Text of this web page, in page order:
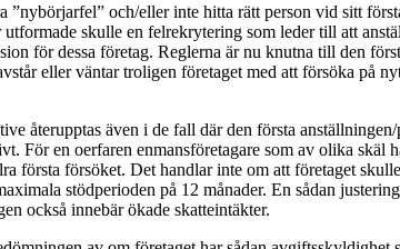
och/eller inte hitta rätt person vid sitt
skulle en felrekrytering som leder till att
för dessa företag. Reglerna är nu knutna till den
eller väntar troligen företaget med att försöka på
återupptas även i de fall där den första
För en oerfaren enmansföretagare som av olika
första försöket. Det handlar inte om att företaget
stödperioden på 12 månader. En sådan
också innebär ökade skatteintäkter.